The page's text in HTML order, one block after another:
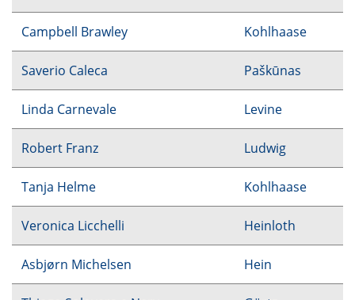
Campbell Brawley Kohlhaase
Saverio Caleca Paškūnas
Linda Carnevale Levine
Robert Franz Ludwig
Tanja Helme Kohlhaase
Veronica Licchelli Heinloth
Asbjørn Michelsen Hein